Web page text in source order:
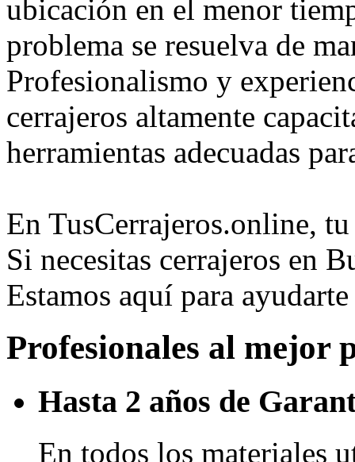
ubicación en el menor
problema se resuelva de
Profesionalismo y
cerrajeros altamente
herramientas adecuadas
En TusCerrajeros.online,
Si necesitas cerrajeros en
Estamos aquí para
Profesionales al mejor
Hasta 2 años de
En todos los materiales